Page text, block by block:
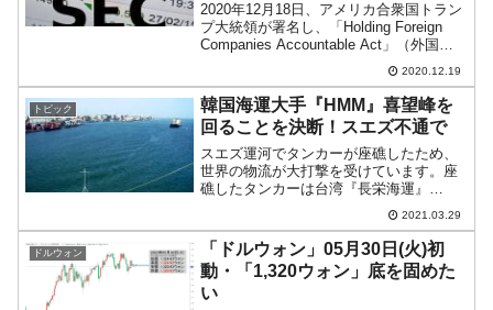
2020年12月18日、アメリカ合衆国トラン
プ大統領が署名し、「Holding Foreign
Companies Accountable Act」（外国企
業説明責任法）が正式に法律になりまし
た。以下が主な内容です。この法律は、
アメリカ合衆...
2020.12.19
トピック
韓国海運大手『HMM』喜望峰を
回ることを決断！スエズ不通で
スエズ運河でタンカーが座礁したため、
世界の物流が大打撃を受けています。座
礁したタンカーは台湾『長栄海運』
（Evergreen Marine）の船です。2021年
03月29日の同社の進捗状況によると、以
下のようになっています。エバーグリー
ンの...
2021.03.29
ドルウォン
「ドルウォン」05月30日(火)初
動・「1,320ウォン」底を固めた
い